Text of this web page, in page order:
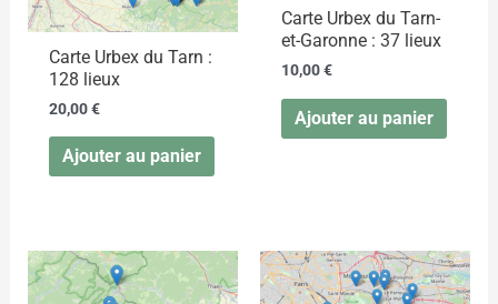
Carte Urbex du Tarn :
128 lieux
20,00€
Ajouter au panier
Carte Urbex du Tarn-
et-Garonne : 37 lieux
10,00€
Ajouter au panier